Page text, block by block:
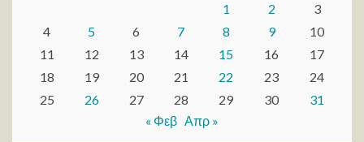
1
2
3
4
5 6 7 8 9
10
11
12 13 14 15 16
17
18
19 20 21 22 23
24
25
26 27 28 29 30
31
« Φεβ Απρ »